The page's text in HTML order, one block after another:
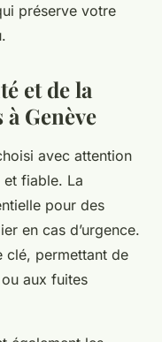
préserve votre
et de la
Genève
avec attention
fiable. La
pour des
en cas d’urgence.
clé, permettant de
aux fuites